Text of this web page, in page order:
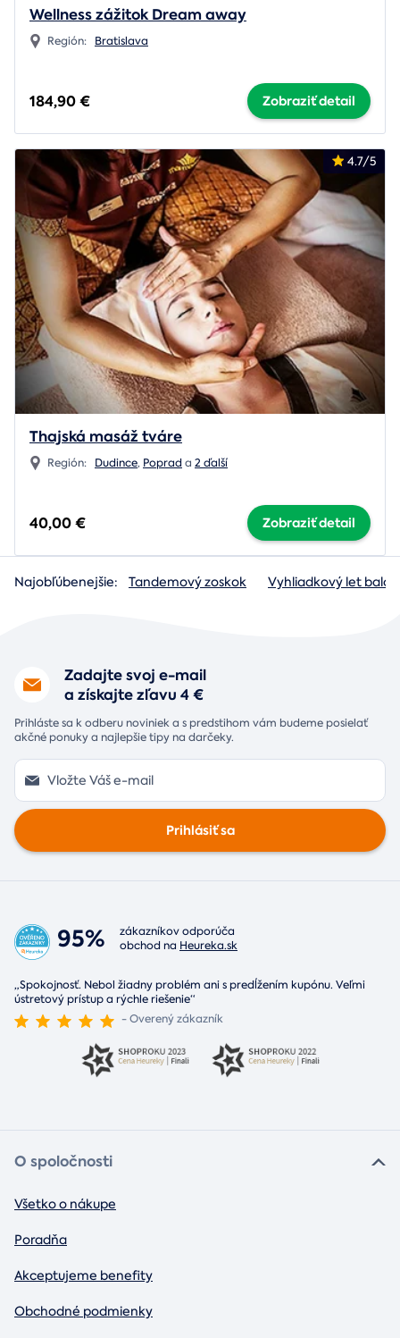
Wellness zážitok Dream away
Región: Bratislava
184,90 € Zobraziť detail
4.7/5
Thajská masáž tváre
Región: Dudince, Poprada 2 ďalší
40,00 € Zobraziť detail
Najobľúbenejšie: Tandemový zoskok Vyhliadkový let
Zadajte svoj e-mail
a získajte zľavu 4 €
Prihláste sa k odberu noviniek a s predstihom vám budeme posielať
akčné ponuky a najlepšie tipy na darčeky.
Prihlásiť sa
95%
zákazníkov odporúča
obchod na Heureka.sk
„Spokojnosť. Nebol žiadny problém ani s predĺžením kupónu. Veľmi
ústretový prístup a rýchle riešenie“
- Overený zákazník
O spoločnosti
Všetko o nákupe
Poradňa
Akceptujeme benefity
Obchodné podmienky